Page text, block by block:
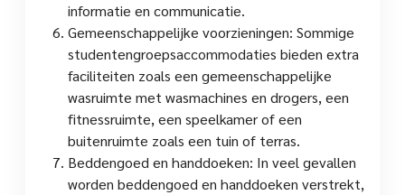
informatie en communicatie.
Gemeenschappelijke voorzieningen: Sommige
studentengroepsaccommodaties bieden extra
faciliteiten zoals een gemeenschappelijke
wasruimte met wasmachines en drogers, een
fitnessruimte, een speelkamer of een
buitenruimte zoals een tuin of terras.
Beddengoed en handdoeken: In veel gevallen
worden beddengoed en handdoeken verstrekt,